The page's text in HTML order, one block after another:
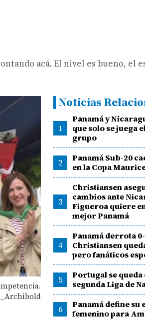
acá. El nivel es bueno, el
Noticias
1
Panamá y
que solo se juega
grupo
2
Panamá Sub-20
en la Copa
3
Christiansen
cambios ante
Figueroa quiere
mejor Panamá
4
Panamá derrota
Christiansen
pero fanáticos
5
Portugal se queda
segunda Liga de
6
Panamá define su
femenino para